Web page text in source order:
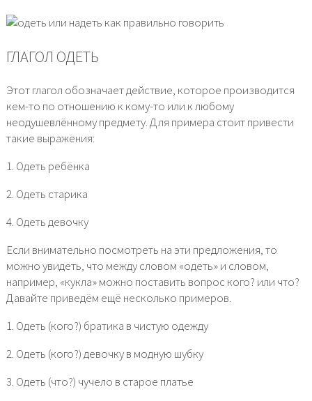
ГЛАГОЛ ОДЕТЬ
Этот глагол обозначает действие, которое производится
кем-то по отношению к кому-то или к любому
неодушевлённому предмету. Для примера стоит привести
такие выражения:
1. Одеть ребёнка
2. Одеть старика
4. Одеть девочку
Если внимательно посмотреть на эти предложения, то
можно увидеть, что между словом «одеть» и словом,
например, «кукла» можно поставить вопрос кого? или что?
Давайте приведём ещё несколько примеров.
1. Одеть (кого?) братика в чистую одежду
2. Одеть (кого?) девочку в модную шубку
3. Одеть (что?) чучело в старое платье